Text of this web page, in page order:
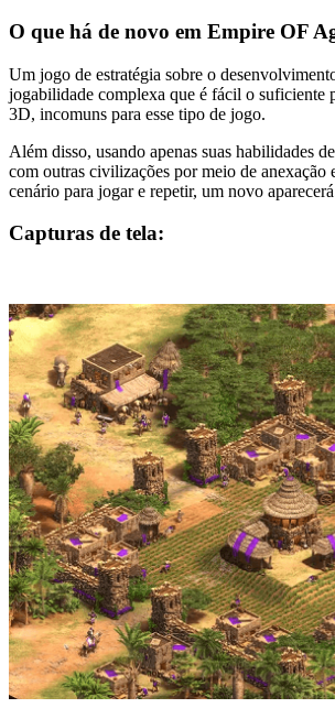
O que há de novo em Empire OF
Um jogo de estratégia sobre o
jogabilidade complexa que é fácil o suficiente
3D, incomuns para esse tipo de jogo.
Além disso, usando apenas suas habilidades
com outras civilizações por meio de
cenário para jogar e repetir, um novo
Capturas de tela: